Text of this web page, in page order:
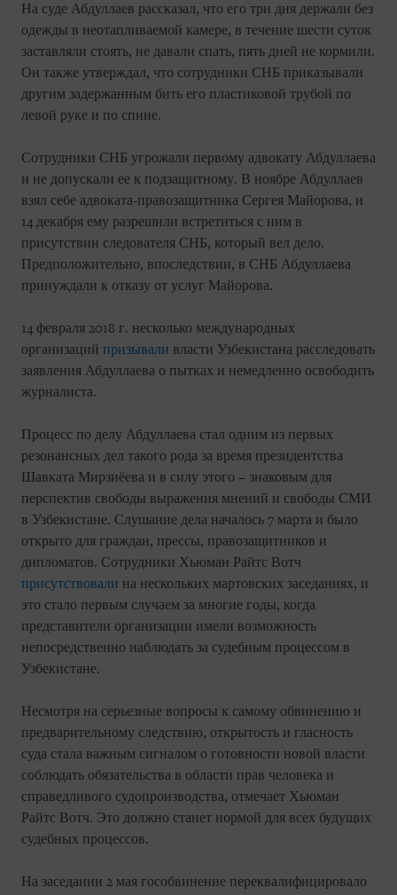
На суде Абдуллаев рассказал, что его три дня держали без
одежды в неотапливаемой камере, в течение шести суток
заставляли стоять, не давали спать, пять дней не кормили.
Он также утверждал, что сотрудники СНБ приказывали
другим задержанным бить его пластиковой трубой по
левой руке и по спине.
Сотрудники СНБ угрожали первому адвокату Абдуллаева
и не допускали ее к подзащитному. В ноябре Абдуллаев
взял себе адвоката-правозащитника Сергея Майорова, и
14 декабря ему разрешили встретиться с ним в
присутствии следователя СНБ, который вел дело.
Предположительно, впоследствии, в СНБ Абдуллаева
принуждали к отказу от услуг Майорова.
14 февраля 2018 г. несколько международных
организаций призывали власти Узбекистана расследовать
заявления Абдуллаева о пытках и немедленно освободить
журналиста.
Процесс по делу Абдуллаева стал одним из первых
резонансных дел такого рода за время президентства
Шавката Мирзиёева и в силу этого – знаковым для
перспектив свободы выражения мнений и свободы СМИ
в Узбекистане. Слушание дела началось 7 марта и было
открыто для граждан, прессы, правозащитников и
дипломатов. Сотрудники Хьюман Райтс Вотч
присутствовали на нескольких мартовских заседаниях, и
это стало первым случаем за многие годы, когда
представители организации имели возможность
непосредственно наблюдать за судебным процессом в
Узбекистане.
Несмотря на серьезные вопросы к самому обвинению и
предварительному следствию, открытость и гласность
суда стала важным сигналом о готовности новой власти
соблюдать обязательства в области прав человека и
справедливого судопроизводства, отмечает Хьюман
Райтс Вотч. Это должно станет нормой для всех будущих
судебных процессов.
На заседании 2 мая гособвинение переквалифицировало